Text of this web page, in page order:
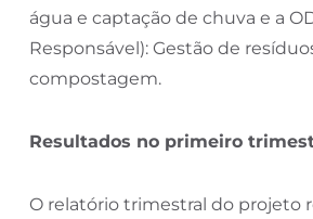
água e captação de chuva e a
Responsável): Gestão de
compostagem.
Resultados no primeiro
O relatório trimestral do projeto